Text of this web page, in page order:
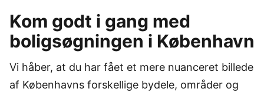
Kom godt i gang med
boligsøgningen i København
Vi håber, at du har fået et mere nuanceret billede
af Københavns forskellige bydele, områder og